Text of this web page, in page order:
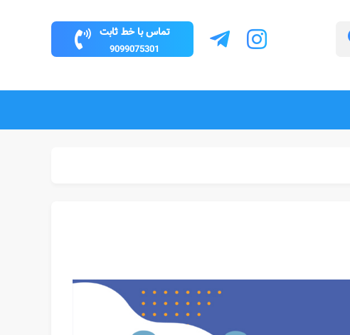
تماس با خط ثابت
9099075301